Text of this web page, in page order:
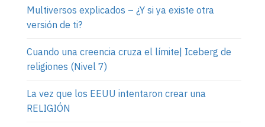
Multiversos explicados – ¿Y si ya existe otra
versión de ti?
Cuando una creencia cruza el límite| Iceberg de
religiones (Nivel 7)
La vez que los EEUU intentaron crear una
RELIGIÓN